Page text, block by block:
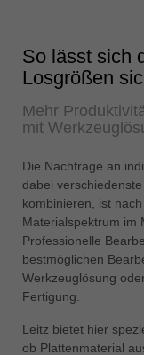
So lässt sich
Losgrößen
Mehr
mit
Die Nachfrage an
dabei
kombinieren, ist
Materialspektrum im
Professionelle
bestmöglichen
Werkzeuglösung
Fertigung.
Leitz bietet hier
ob Plattenmaterial